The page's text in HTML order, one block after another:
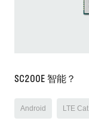
SC200E 智能？
Android LTE